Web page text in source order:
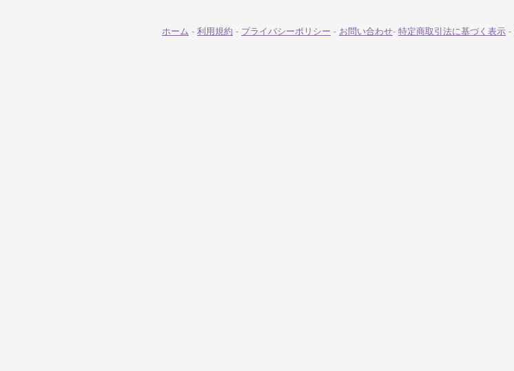
ホーム - 利用規約 - プライバシーポリシー - お問い合わせ- 特定商取引法に基づく表示 -